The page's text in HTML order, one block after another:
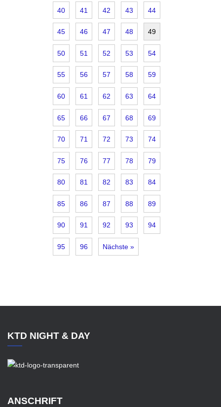
40 41 42 43 44
45 46 47 48 49
50 51 52 53 54
55 56 57 58 59
60 61 62 63 64
65 66 67 68 69
70 71 72 73 74
75 76 77 78 79
80 81 82 83 84
85 86 87 88 89
90 91 92 93 94
95 96 Nächste »
KTD NIGHT & DAY
ANSCHRIFT